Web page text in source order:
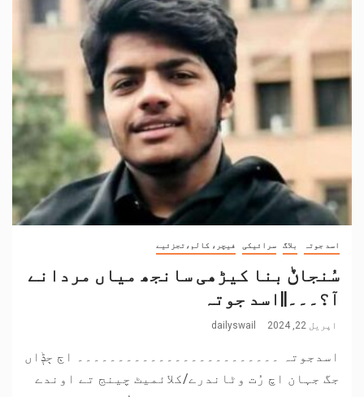
اسد جوتہ بلاگ سرائیکی فیچر، کالم،تجزئیے
سُنجاݨ بنا کیڑھی سانجھ میاں مردانے
آ؟۔۔۔||اسد جوتہ
اپریل 22, 2024 dailyswail
اسدجوتہ ۔۔۔۔۔۔۔۔۔۔۔۔۔۔۔۔۔۔۔۔۔۔۔۔۔ اڄ ڄݙاں
جگ جہان اچ رُت وٹاندرے/کلائمیٹ چینج تے اوندے